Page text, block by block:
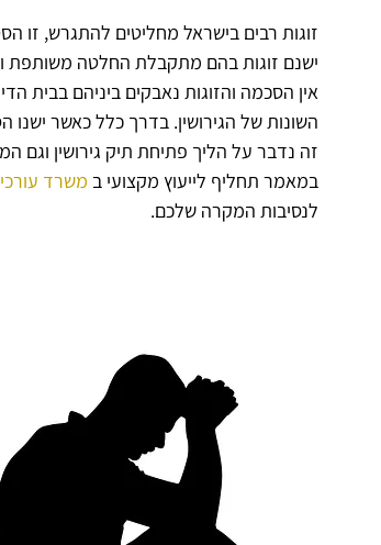
זוגות רבים בישראל מחליטים להתגרש, זו
ישנם זוגות בהם מתקבלת החלטה משותפת
אין הסכמה והזוגות נאבקים ביניהם בבית
השונות של הגירושין. בדרך כלל כאשר
זה נדבר על הליך פתיחת תיק גירושין וגם
במאמר תחליף לייעוץ מקצועי ב משרד
לנסיבות המקרה שלכם.